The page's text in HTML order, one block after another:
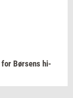
for Bør­sens hi­